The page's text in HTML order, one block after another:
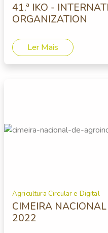
41.ª IKO -
ORGANIZATION
Ler Mais
Agricultura Circular e Digital
CIMEIRA
2022